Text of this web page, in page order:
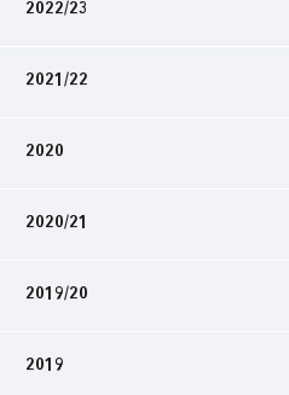
2022/23
2021/22
2020
2020/21
2019/20
2019